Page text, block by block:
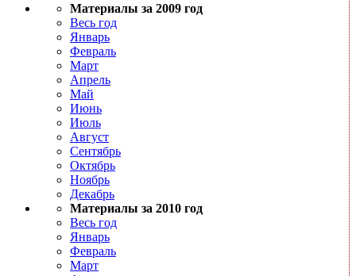
Материалы за 2009 год
Весь год
Январь
Февраль
Март
Апрель
Май
Июнь
Июль
Август
Сентябрь
Октябрь
Ноябрь
Декабрь
Материалы за 2010 год
Весь год
Январь
Февраль
Март